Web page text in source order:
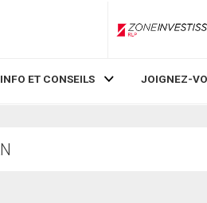
INFO ET CONSEILS JOIGNEZ-